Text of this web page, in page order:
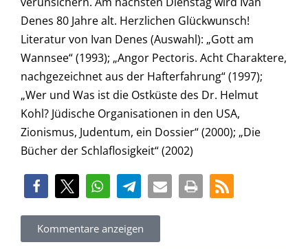
Denes 80 Jahre alt. Herzlichen Glückwunsch!
Literatur von Ivan Denes (Auswahl): „Gott am
Wannsee“ (1993); „Angor Pectoris. Acht Charaktere,
nachgezeichnet aus der Hafterfahrung“ (1997);
„Wer und Was ist die Ostküste des Dr. Helmut
Kohl? Jüdische Organisationen in den USA,
Zionismus, Judentum, ein Dossier“ (2000); „Die
Bücher der Schlaflosigkeit“ (2002)
Kommentare anzeigen